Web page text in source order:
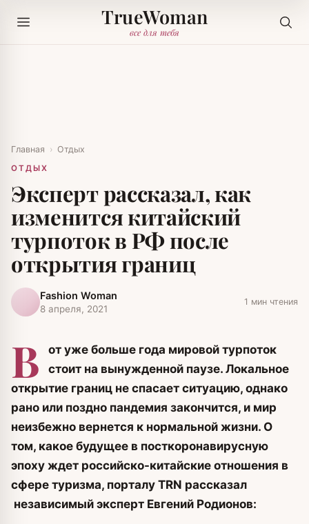
TrueWoman
все для тебя
Главная › Отдых
ОТДЫХ
Эксперт рассказал, как
изменится китайский
турпоток в РФ после
открытия границ
Fashion Woman
8 апреля, 2021
1 мин чтения
В
от уже больше года мировой турпоток
стоит на вынужденной паузе. Локальное
открытие границ не спасает ситуацию, однако
рано или поздно пандемия закончится, и мир
неизбежно вернется к нормальной жизни. О
том, какое будущее в посткоронавирусную
эпоху ждет российско-китайские отношения в
сфере туризма, порталу TRN рассказал
независимый эксперт Евгений Родионов: